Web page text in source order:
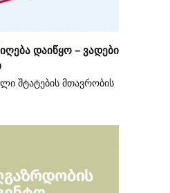
დაიწყო – ვადები
შტატების მთავრობის